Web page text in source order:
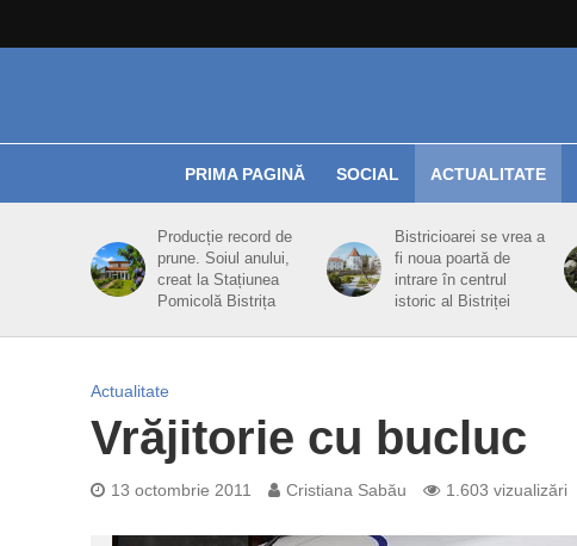
PRIMA PAGINĂ SOCIAL ACTUALITATE
Producție record de
prune. Soiul anului,
creat la Stațiunea
Pomicolă Bistrița
Bistricioarei se vrea a
fi noua poartă de
intrare în centrul
istoric al Bistriței
Actualitate
Vrăjitorie cu bucluc
13 octombrie 2011 Cristiana Sabău 1.603 vizualizări